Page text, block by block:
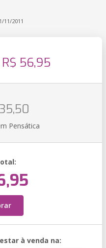
11/2011
R$ 56,95
Pensática
à venda na: